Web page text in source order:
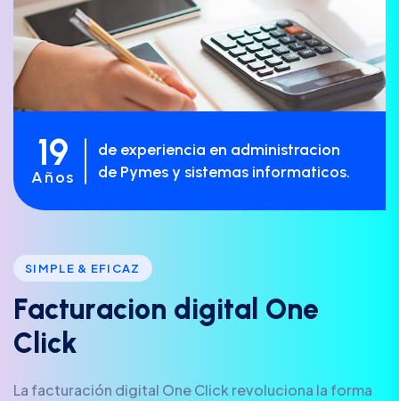
19
Años
de experiencia en administracion
de Pymes y sistemas informaticos.
SIMPLE & EFICAZ
Facturacion d igita One
C ick
La facturación digital One Click revoluciona la forma